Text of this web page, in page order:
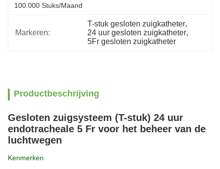
100.000 Stuks/maand
Markeren:
T-stuk gesloten zuigkatheter,
24 uur gesloten zuigkatheter,
5Fr gesloten zuigkatheter
Productbeschrijving
Gesloten zuigsysteem (T-stuk) 24 uur
endotracheale 5 Fr voor het beheer van de
luchtwegen
Kenmerken